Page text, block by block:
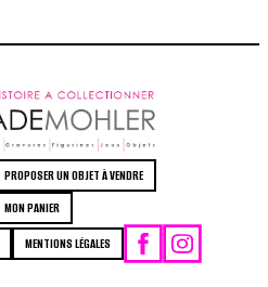
PROPOSER UN OBJET À VENDRE
MON PANIER
MENTIONS LÉGALES